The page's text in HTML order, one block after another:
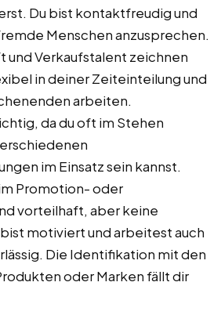
Du bist kontaktfreudig und
Menschen anzusprechen.
und Verkaufstalent zeichnen
in deiner Zeiteinteilung und
arbeiten.
da du oft im Stehen
im Einsatz sein kannst.
Promotion- oder
vorteilhaft, aber keine
motiviert und arbeitest auch
Die Identifikation mit den
oder Marken fällt dir